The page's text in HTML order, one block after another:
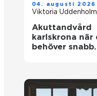
04. augusti 2026
Viktoria Uddenholm
Akuttandvård
karlskrona när du
behöver snabb